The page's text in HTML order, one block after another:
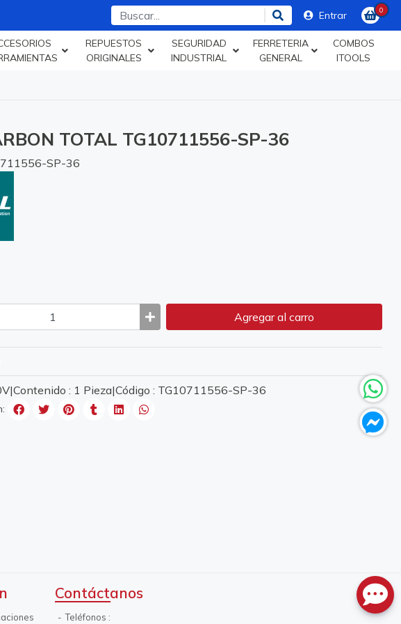
Entrar 0
REPUESTOS
ORIGINALES
SEGURIDAD
INDUSTRIAL
FERRETERIA
GENERAL
COMBOS
ITOOLS
TOTAL TG10711556-SP-36
SP-36
Agregaral carro
: 1 Pieza|Código : TG10711556-SP-36
Contáctanos
Teléfonos